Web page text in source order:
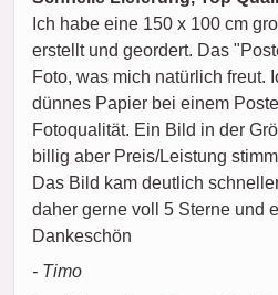
Ich habe eine 150 x 100 cm
erstellt und geordert. Das
Foto, was mich natürlich freut.
dünnes Papier bei einem
Fotoqualität. Ein Bild in der
billig aber Preis/Leistung
Das Bild kam deutlich
daher gerne voll 5 Sterne und
Dankeschön
- Timo